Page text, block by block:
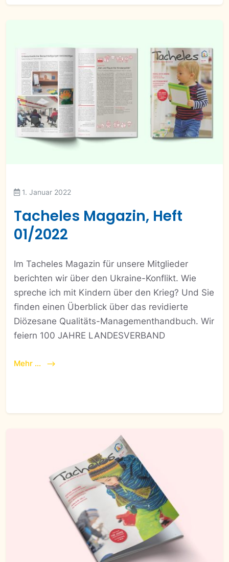
1. Januar 2022
Tacheles Magazin, Heft
01/2022
Im Tacheles Magazin für unsere Mitglieder
berichten wir über den Ukraine-Konflikt. Wie
spreche ich mit Kindern über den Krieg? Und Sie
finden einen Überblick über das revidierte
Diözesane Qualitäts-Managementhandbuch. Wir
feiern 100 JAHRE LANDESVERBAND
Mehr ...